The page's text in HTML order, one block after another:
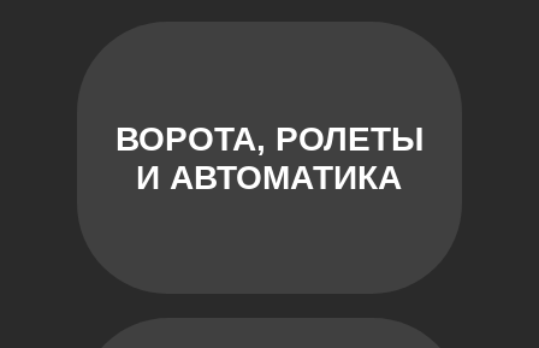
ВОРОТА, РОЛЕТЫ
И АВТОМАТИКА